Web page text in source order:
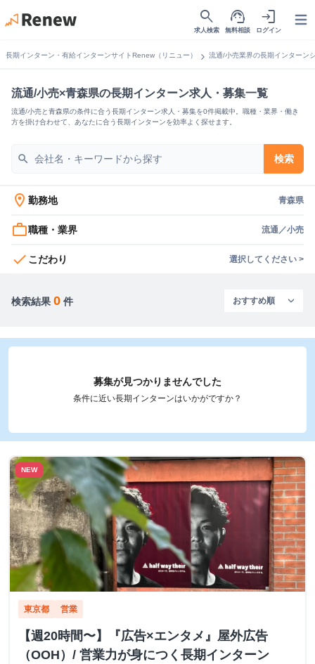
search
求人検索
support_agent
無料相談
login
ログイン
長期インターン・有給インターンサイトRenew（リニュー） chevron_right 流通/小売業界の長期インターン
流通/小売×青森県の長期インターン求人・募集一覧
流通/小売と青森県の条件に合う長期インターン求人・募集を0件掲載中。職種・業界・働き
方を掛け合わせて、あなたに合う長期インターンを効率よく探せます。
search 検索
location_on 勤務地 青森県
work_outline職種・業界 流通／小売
check こだわり 選択してください >
検索結果 0 件
募集が見つかりませんでした
条件に近い長期インターンはいかがですか？
NEW
東京都 営業
【週20時間〜】『広告×エンタメ』屋外広告
（OOH）/ 営業力が身につく長期インターン